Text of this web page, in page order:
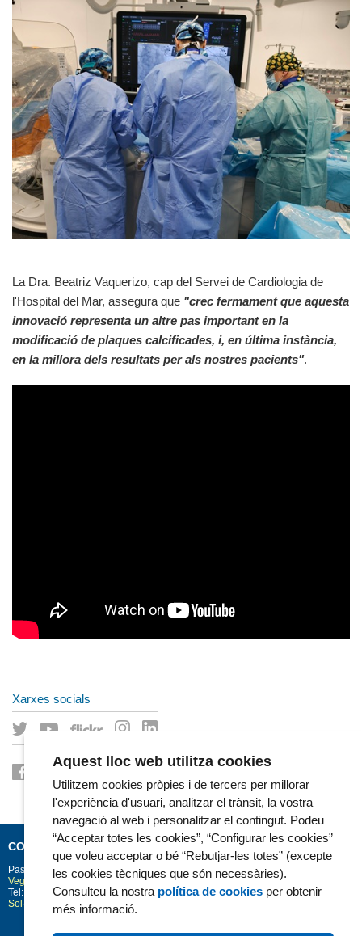
La Dra. Beatriz Vaquerizo, cap del Servei de Cardiologia de
l'Hospital del Mar, assegura que "crec fermament que aquesta
innovació representa un altre pas important en la
modificació de plaques calcificades, i, en última instància,
en la millora dels resultats per als nostres pacients".
Xarxes socials
CONTACTE
Passeig Marítim 25-29 Barcelona 08003
Vegeu la situació a Google Maps
Tel: 93 248 30 00 · Fax: 93 248 32 54
Sol·licitud d'informació
Aquest lloc web utilitza cookies
Utilitzem cookies pròpies i de tercers per millorar
l'experiència d'usuari, analitzar el trànsit, la vostra
navegació al web i personalitzar el contingut. Podeu
“Acceptar totes les cookies”, “Configurar les cookies”
que voleu acceptar o bé “Rebutjar-les totes” (excepte
les cookies tècniques que són necessàries).
Consulteu la nostra política de cookies per obtenir
més informació.